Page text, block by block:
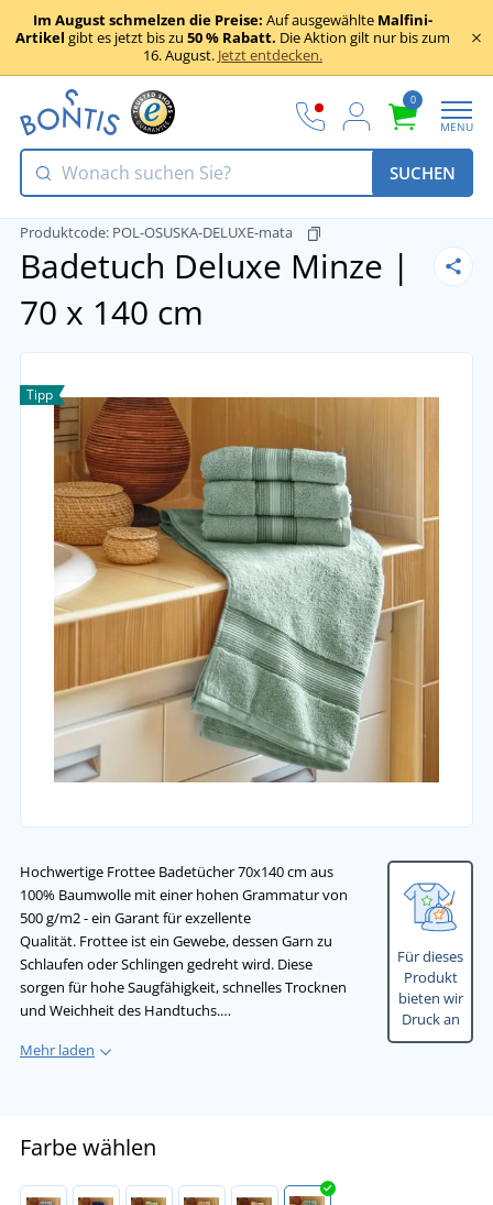
Im August schmelzen die Preise: Auf ausgewählte Malfini-
Artikel gibt es jetzt bis zu 50 % Rabatt. Die Aktion gilt nur bis zum
16. August. Jetzt entdecken.
0
MENU
SUCHEN
Produktcode: POL-OSUSKA-DELUXE-mata
Badetuch Deluxe Minze |
70 x 140 cm
Tipp
Hochwertige Frottee Badetücher 70x140 cm aus
100% Baumwolle mit einer hohen Grammatur von
500 g/m2 - ein Garant für exzellente
Qualität. Frottee ist ein Gewebe, dessen Garn zu
Schlaufen oder Schlingen gedreht wird. Diese
sorgen für hohe Saugfähigkeit, schnelles Trocknen
und Weichheit des Handtuchs.…
Mehr laden
Für dieses
Produkt
bieten wir
Druck an
Farbe wählen